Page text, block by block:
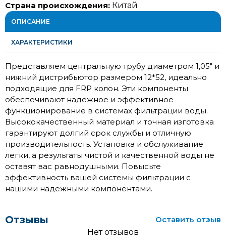
Страна происхождения: Китай
ОПИСАНИЕ
ХАРАКТЕРИСТИКИ
Представляем центральную трубу диаметром 1,05" и
нижний дистрибьютор размером 12*52, идеально
подходящие для FRP колон. Эти компоненты
обеспечивают надежное и эффективное
функционирование в системах фильтрации воды.
Высококачественный материал и точная изготовка
гарантируют долгий срок службы и отличную
производительность. Установка и обслуживание
легки, а результаты чистой и качественной воды не
оставят вас равнодушными. Повысьте
эффективность вашей системы фильтрации с
нашими надежными компонентами.
Отзывы
Оставить отзыв
Нет отзывов